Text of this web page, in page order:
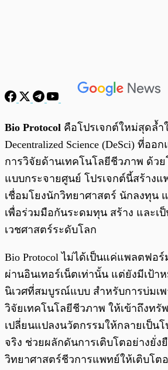
Bio Protocol คือโปรเจกต์ใหม่สุดล้ำ
Decentralized Science (DeSci) ที่อ
การวิจัยด้านเทคโนโลยีชีวภาพ ด้ว
แบบกระจายศูนย์ โปรเจกต์นี้สร้าง
เชื่อมโยงนักวิทยาศาสตร์ นักลงทุน
เพื่อร่วมมือกันระดมทุน สร้าง และเ
เวชศาสตร์ระดับโลก
Bio Protocol ไม่ได้เป็นแค่แพลตฟอ
ผ่านอินเทอร์เน็ตเท่านั้น แต่ยังมีเป้า
นิเวศที่สมบูรณ์แบบ สำหรับการบ่มเ
วิจัยเทคโนโลยีชีวภาพ ให้เข้าถึงทรั
เปลี่ยนแปลงนวัตกรรมให้กลายเป็น
จริง ช่วยผลักดันการเติบโตอย่างยั่ง
วิทยาศาสตร์ชีวการแพทย์ให้เติบโต